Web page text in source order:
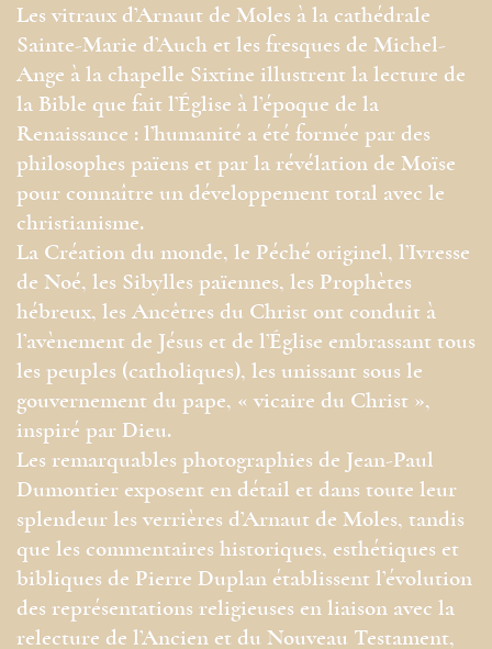
Les vitraux d’Arnaut de Moles à la cathédrale
Sainte-Marie d’Auch et les fresques de Michel-
Ange à la chapelle Sixtine illustrent la lecture de
la Bible que fait l’Église à l’époque de la
Renaissance : l’humanité a été formée par des
philosophes païens et par la révélation de Moïse
pour connaître un développement total avec le
christianisme.
La Création du monde, le Péché originel, l’Ivresse
de Noé, les Sibylles païennes, les Prophètes
hébreux, les Ancêtres du Christ ont conduit à
l’avènement de Jésus et de l’Église embrassant tous
les peuples (catholiques), les unissant sous le
gouvernement du pape, « vicaire du Christ »,
inspiré par Dieu.
Les remarquables photographies de Jean-Paul
Dumontier exposent en détail et dans toute leur
splendeur les verrières d’Arnaut de Moles, tandis
que les commentaires historiques, esthétiques et
bibliques de Pierre Duplan établissent l’évolution
des représentations religieuses en liaison avec la
relecture de l’Ancien et du Nouveau Testament,